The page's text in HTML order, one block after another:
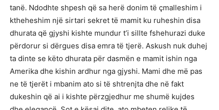
tanë. Ndodhte shpesh që sa herë donim të çmalleshim i
ktheheshim një sirtari sekret të mamit ku ruheshin disa
dhurata që gjyshi kishte mundur t’i sillte fshehurazi duke
përdorur si dërgues disa emra të tjerë. Askush nuk duhej
ta dinte se këto dhurata për dasmën e mamit ishin nga
Amerika dhe kishin ardhur nga gjyshi. Mami dhe më pas
ne të tjerët i mbanim ato si të shtrenjta dhe në fakt
dukeshin që ai i kishte përzgjedhur me shumë kujdes